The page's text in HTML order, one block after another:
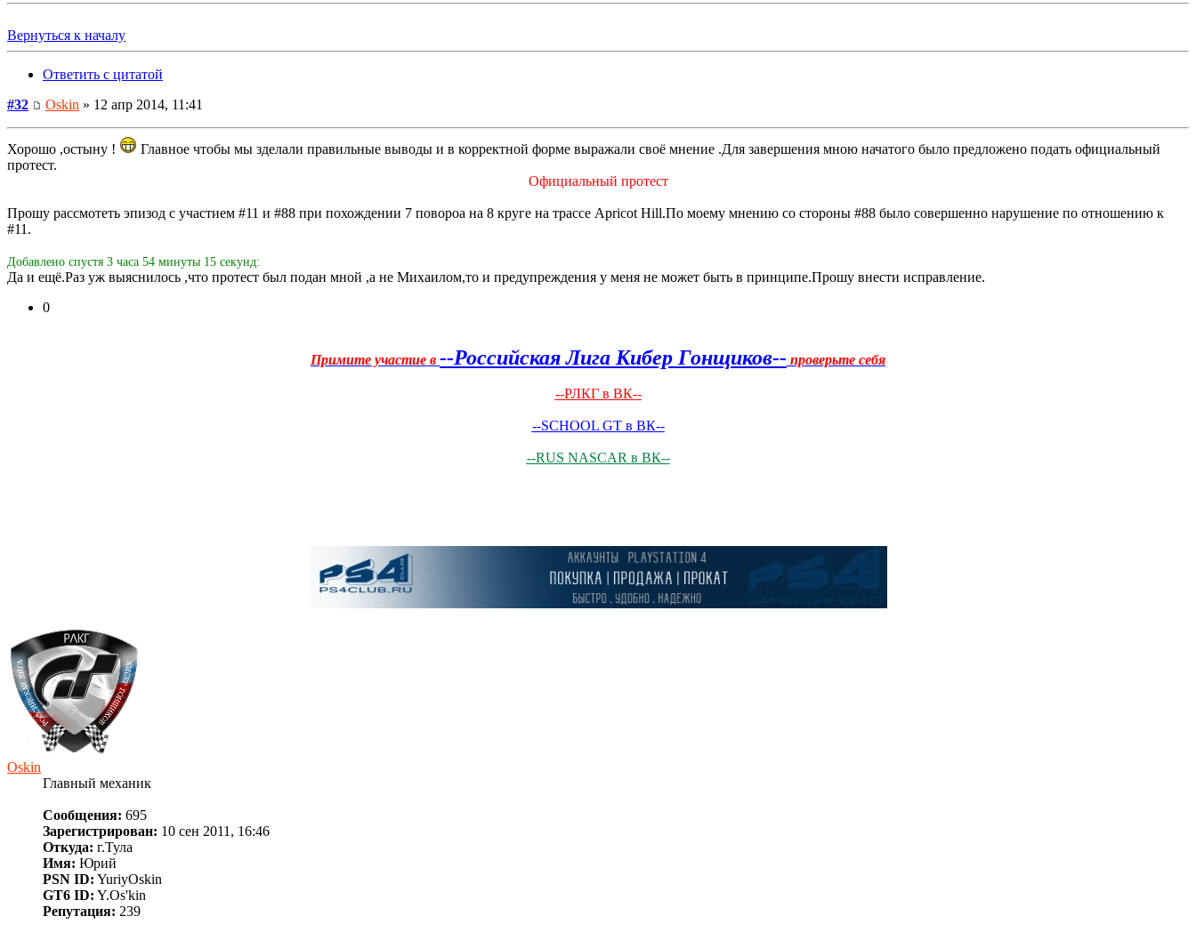
Вернуться к началу
Ответить с цитатой
#32
Oskin » 12 апр 2014, 11:41
Хорошо ,остыну !
Главное чтобы мы зделали правильные выводы и в корректной форме выражали своё мнение .Для завершения мною начатого было предложено подать официальный
протест.
Официальный протест
Прошу рассмотеть эпизод с участием #11 и #88 при похождении 7 повороа на 8 круге на трассе Apricot Hill.По моему мнению со стороны #88 было совершенно нарушение по отношению к
#11.
Добавлено спустя 3 часа 54 минуты 15 секунд:
Да и ещё.Раз уж выяснилось ,что протест был подан мной ,а не Михаилом,то и предупреждения у меня не может быть в принципе.Прошу внести исправление.
0
Примите участие в --Российская Лига Кибер Гонщиков-- проверьте себя
--РЛКГ в ВК--
--SCHOOL GT в ВК--
--RUS NASCAR в ВК--
Oskin
Главный механик
Сообщения: 695
Зарегистрирован: 10 сен 2011, 16:46
Откуда: г.Тула
Имя: Юрий
PSN ID: YuriyOskin
GT6 ID: Y.Os'kin
Репутация: 239